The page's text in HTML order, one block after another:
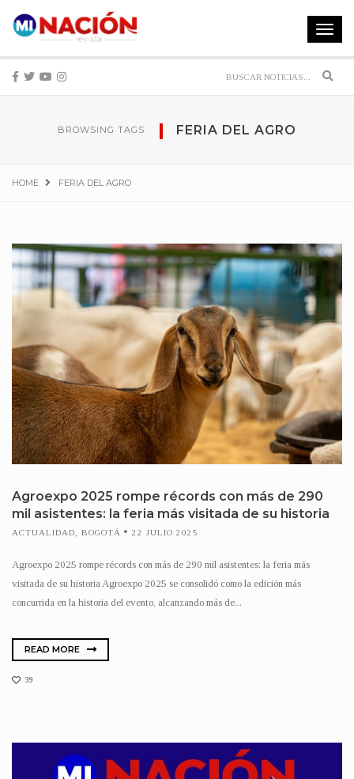
Toggle
BROWSING TAGS FERIA DEL AGRO
HOME FERIA DEL AGRO
Agroexpo 2025 rompe récords con más de 290
mil asistentes: la feria más visitada de su historia
ACTUALIDAD BOGOTÁ 22 JULIO 2025
Agroexpo 2025 rompe récords con más de 290 mil asistentes: la feria más
visitada de su historia Agroexpo 2025 se consolidó como la edición más
concurrida en la historia del evento, alcanzando más de...
READ MORE
39